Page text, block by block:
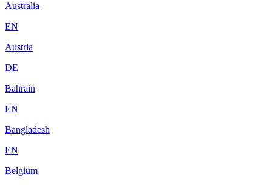
Australia
EN
Austria
DE
Bahrain
EN
Bangladesh
EN
Belgium